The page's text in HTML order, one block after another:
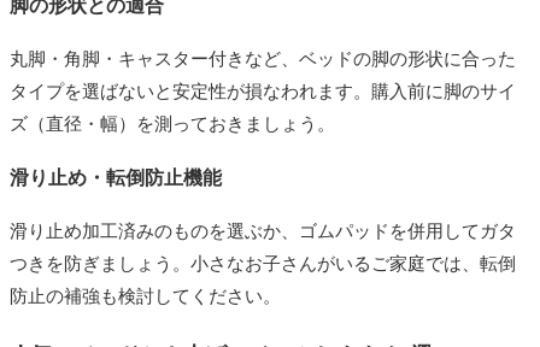
脚の形状との適合
丸脚・角脚・キャスター付きなど、ベッドの脚の形状に合った
タイプを選ばないと安定性が損なわれます。購入前に脚のサイ
ズ（直径・幅）を測っておきましょう。
滑り止め・転倒防止機能
滑り止め加工済みのものを選ぶか、ゴムパッドを併用してガタ
つきを防ぎましょう。小さなお子さんがいるご家庭では、転倒
防止の補強も検討してください。